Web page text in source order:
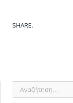
SHARE.